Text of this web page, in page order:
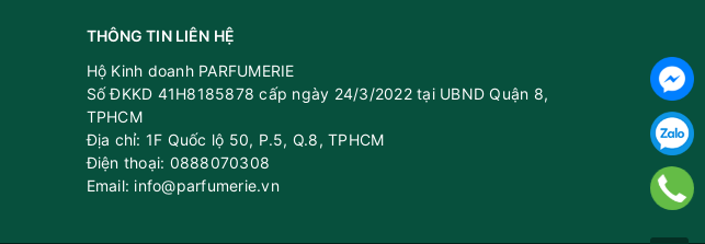
THÔNG TIN LIÊN HỆ
Hộ Kinh doanh PARFUMERIE
Số ĐKKD 41H8185878 cấp ngày 24/3/2022 tại UBND Quận 8,
TPHCM
Địa chỉ: 1F Quốc lộ 50, P.5, Q.8, TPHCM
Điện thoại: 0888070308
Email: info@parfumerie.vn